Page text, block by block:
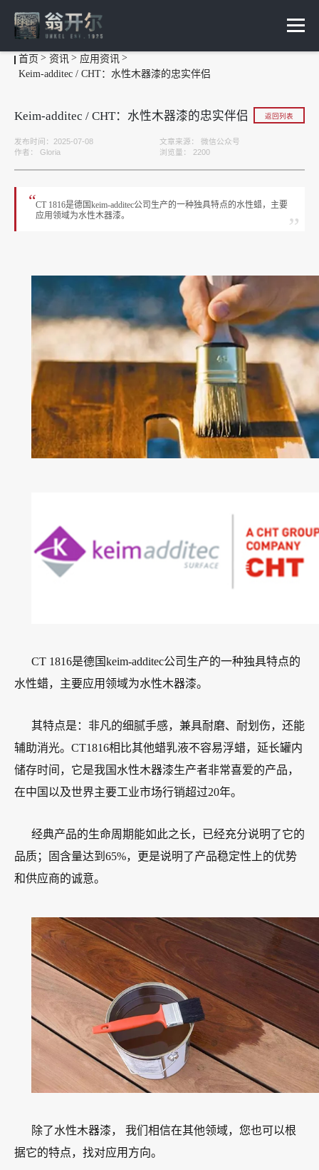
首页 资讯
应用资讯
Keim-additec / CHT：水性木器漆的忠实伴侣
Keim-additec / CHT：水性木器漆的忠实伴侣 返回列表
发布时间：2025-07-08 文章来源：
微信公众号
作者：
Gloria 浏览量： 2200
“CT 1816是德国keim-additec公司生产的一种独具特点的水性蜡，主要
应用领域为水性木器漆。
”
CT 1816是德国keim-additec公司生产的一种独具特点的
水性蜡，主要应用领域为水性木器漆。
其特点是：非凡的细腻手感，兼具耐磨、耐划伤，还能
辅助消光。CT1816相比其他蜡乳液不容易浮蜡，延长罐内
储存时间，它是我国水性木器漆生产者非常喜爱的产品，
在中国以及世界主要工业市场行销超过20年。
经典产品的生命周期能如此之长，已经充分说明了它的
品质；固含量达到65%，更是说明了产品稳定性上的优势
和供应商的诚意。
除了水性木器漆， 我们相信在其他领域，您也可以根
据它的特点，找对应用方向。